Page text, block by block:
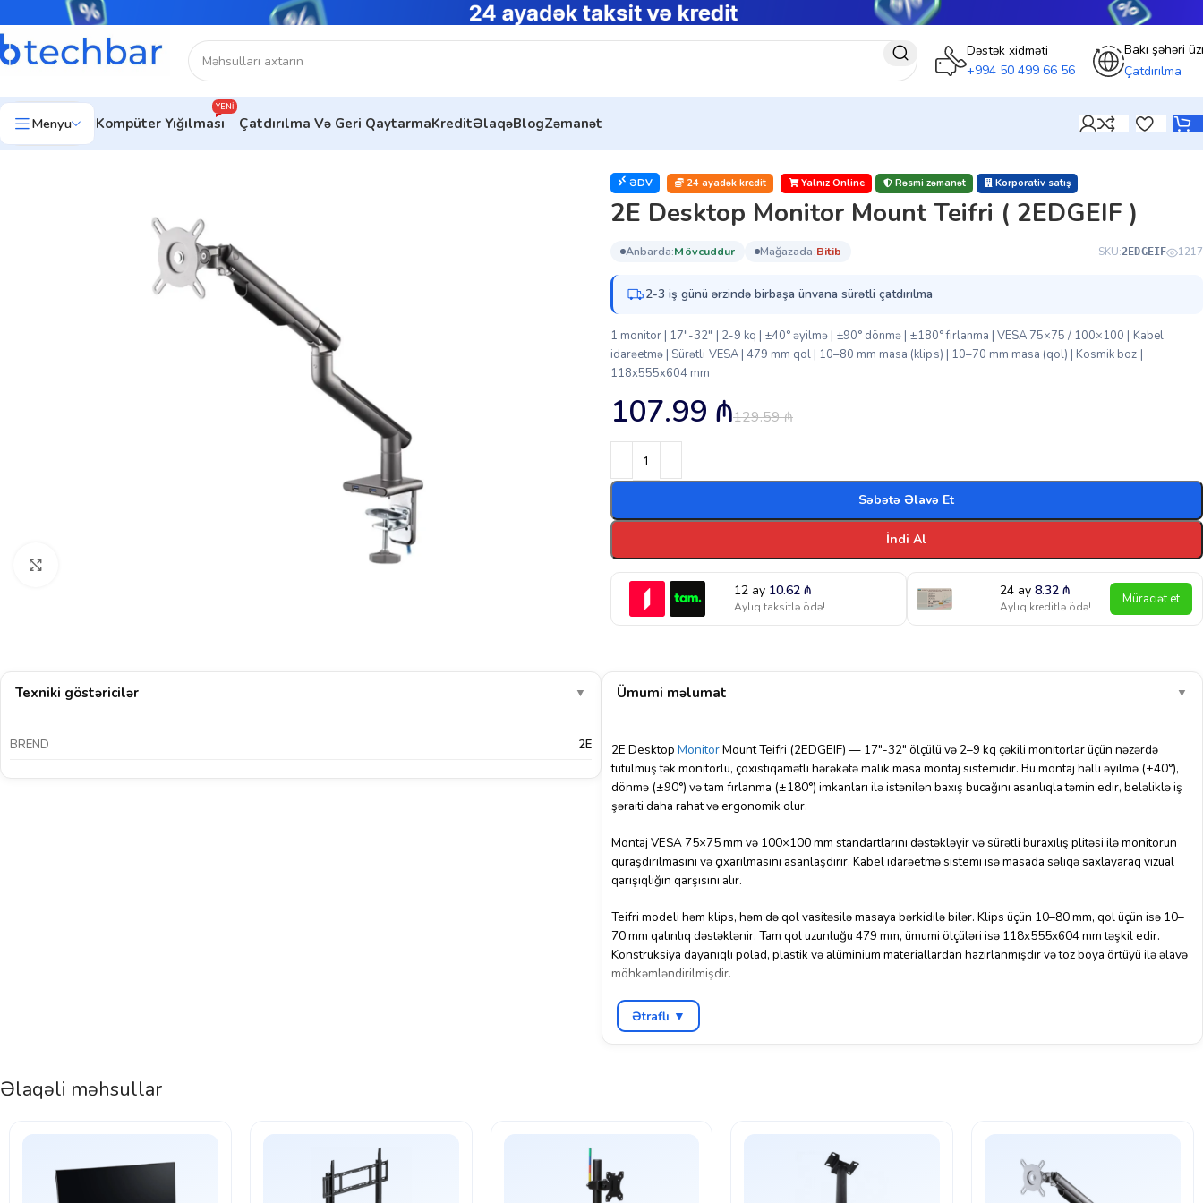
Dəstək xidməti
+994 50 499 66 56
Bakı şəhəri
Çatdırılma
Menyu Kompüter Yığılması
YENI
Çatdırılma Və Geri QaytarmaKreditƏlaqəBlogZəmanət
Ev Kompüter aksesuarları
ƏDV 24 ayadək kredit Yalnız Online Rəsmi zəmanət Korporativ satış
2E Desktop Monitor Mount Teifri ( 2EDGEIF )
anbarda: mövcuddur mağazada: bi̇ti̇b SKU:2EDGEIF 1217
2-3 iş günü ərzində birbaşa ünvana sürətli çatdırılma
1 monitor | 17″-32″ | 2-9 kq | ±40° əyilmə | ±90° dönmə | ±180° fırlanma | VESA 75×75 / 100×100 | Kabel
idarəetmə | Sürətli VESA | 479 mm qol | 10–80 mm masa (klips) | 10–70 mm masa (qol) | Kosmik boz |
118x555x604 mm
129.59₼
107.99 ₼
Səbətə Əlavə Et
İndi Al
12 ay 10.62₼
Aylıq taksitlə ödə!
24 ay8.32₼
Aylıq kreditlə ödə! Müraciət et
Texniki göstəricilər ▼
BREND 2E
Ümumi məlumat ▼
2E Desktop MonitorMount Teifri (2EDGEIF) — 17″-32″ ölçülü və 2–9 kq çəkili monitorlar üçün nəzərdə
tutulmuş tək monitorlu, çoxistiqamətli hərəkətə malik masa montaj sistemidir. Bu montaj həlli əyilmə (±40°),
dönmə (±90°) və tam fırlanma (±180°) imkanları ilə istənilən baxış bucağını asanlıqla təmin edir, beləliklə iş
şəraiti daha rahat və ergonomik olur.
Montaj VESA 75×75 mm və 100×100 mm standartlarını dəstəkləyir və sürətli buraxılış plitəsi ilə monitorun
quraşdırılmasını və çıxarılmasını asanlaşdırır. Kabel idarəetmə sistemi isə masada səliqə saxlayaraq vizual
qarışıqlığın qarşısını alır.
Teifri modeli həm klips, həm də qol vasitəsilə masaya bərkidilə bilər. Klips üçün 10–80 mm, qol üçün isə 10–
70 mm qalınlıq dəstəklənir. Tam qol uzunluğu 479 mm, ümumi ölçüləri isə 118x555x604 mm təşkil edir.
Konstruksiya dayanıqlı polad, plastik və alüminium materiallardan hazırlanmışdır və toz boya örtüyü ilə əlavə
möhkəmləndirilmişdir.
Rəngi müasir “kosmik boz” olan bu model ev və ofis istifadəçiləri üçün həm funksional, həm də estetik
baxımdan ideal seçimdir. Hərəkət sərbəstliyi, montaj rahatlığı və kabel təşkilatçılığı ilə məhsuldar iş mühiti
Ətraflı ▼
Əlaqəli məhsullar